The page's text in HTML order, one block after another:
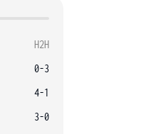
H2H
0-3
4-1
3-0